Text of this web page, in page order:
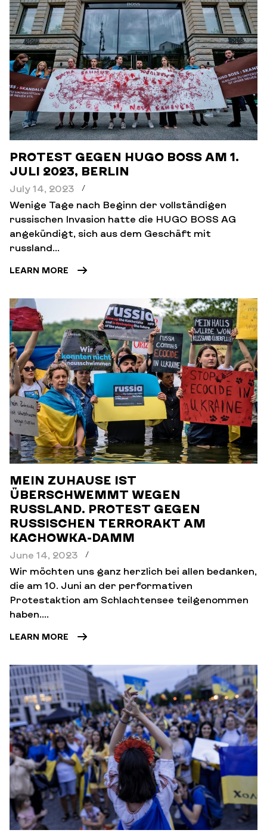
PROTEST GEGEN HUGO BOSS AM 1.
JULI 2023, BERLIN
July 14, 2023 /
Wenige Tage nach Beginn der vollständigen
russischen Invasion hatte die HUGO BOSS AG
angekündigt, sich aus dem Geschäft mit
russland...
LEARN MORE
MEIN ZUHAUSE IST
ÜBERSCHWEMMT WEGEN
RUSSLAND. PROTEST GEGEN
RUSSISCHEN TERRORAKT AM
KACHOWKA-DAMM
June 14, 2023 /
Wir möchten uns ganz herzlich bei allen bedanken,
die am 10. Juni an der performativen
Protestaktion am Schlachtensee teilgenommen
haben....
LEARN MORE